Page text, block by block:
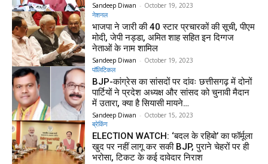
Sandeep Diwan - October 19, 2023
नेशनल
भाजपा ने जारी की 40 स्टार प्रचारकों की सूची, पीएम
मोदी, जेपी नड्डा, अमित शाह सहित इन दिग्गज
नेताओं के नाम शामिल
Sandeep Diwan - October 19, 2023
पॉलिटिकल
BJP-कांग्रेस का सांसदों पर दांवः छत्तीसगढ़ में दोनों
पार्टियों ने प्रदेश अध्यक्ष और सांसद को चुनावी मैदान
में उतारा, क्या है सियासी मायने…
Sandeep Diwan - October 15, 2023
ब्रेकिंग
ELECTION WATCH: ‘बदल के रहिबो’ का फॉर्मूला
खुद पर नहीं लागू कर सकी BJP, पुराने चेहरों पर ही
भरोसा, टिकट के कई दावेदार निराश